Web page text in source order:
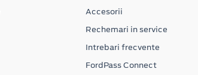
Accesorii
Rechemari in service
Intrebari frecvente
FordPass Connect